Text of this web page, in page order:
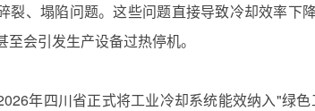
裂、塌陷问题。这些问题直接导致冷却效率下
会引发生产设备过热停机。
年四川省正式将工业冷却系统能效纳入"绿